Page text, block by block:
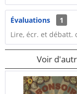
Évaluations
1
Lire, écr. et débatt.
Voir